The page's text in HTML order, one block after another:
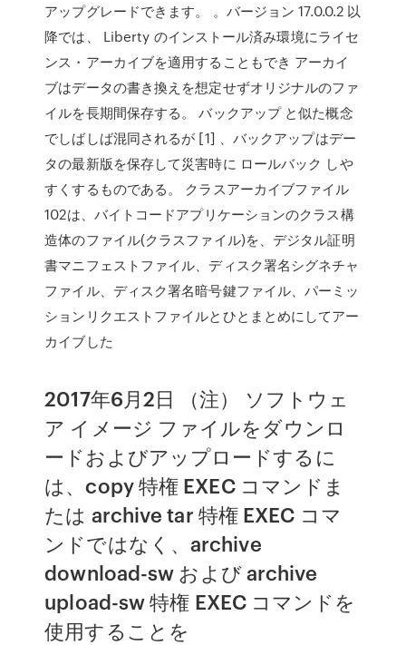
アップグレードできます。 。バージョン 17.0.0.2 以
降では、 Liberty のインストール済み環境にライセ
ンス・アーカイブを適用することもでき アーカイ
ブはデータの書き換えを想定せずオリジナルのファ
イルを長期間保存する。 バックアップ と似た概念
でしばしば混同されるが [1] 、バックアップはデー
タの最新版を保存して災害時に ロールバック しや
すくするものである。 クラスアーカイブファイル
102は、バイトコードアプリケーションのクラス構
造体のファイル(クラスファイル)を、デジタル証明
書マニフェストファイル、ディスク署名シグネチャ
ファイル、ディスク署名暗号鍵ファイル、パーミッ
ションリクエストファイルとひとまとめにしてアー
カイブした
2017年6月2日 （注） ソフトウェ
ア イメージ ファイルをダウンロ
ードおよびアップロードするに
は、copy 特権 EXEC コマンドま
たは archive tar 特権 EXEC コマ
ンドではなく、archive
download-sw および archive
upload-sw 特権 EXEC コマンドを
使用することを